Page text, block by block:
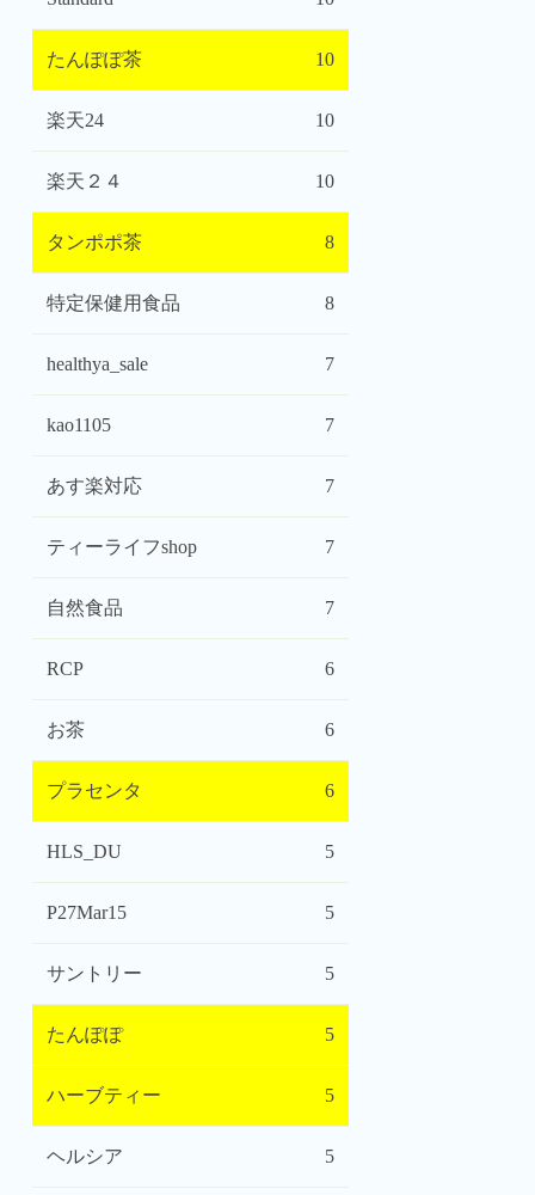
たんぽぽ茶 10
楽天24 10
楽天２４ 10
タンポポ茶 8
特定保健用食品 8
healthya_sale 7
kao1105 7
あす楽対応 7
ティーライフshop 7
自然食品 7
RCP 6
お茶 6
プラセンタ 6
HLS_DU 5
P27Mar15 5
サントリー 5
たんぽぽ 5
ハーブティー 5
ヘルシア 5